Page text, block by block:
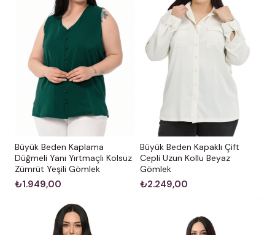
Büyük Beden Kaplama
Düğmeli Yanı Yırtmaçlı Kolsuz
Zümrüt Yeşili Gömlek
₺1.949,00
Büyük Beden Kapaklı Çift
Cepli Uzun Kollu Beyaz
Gömlek
₺2.249,00